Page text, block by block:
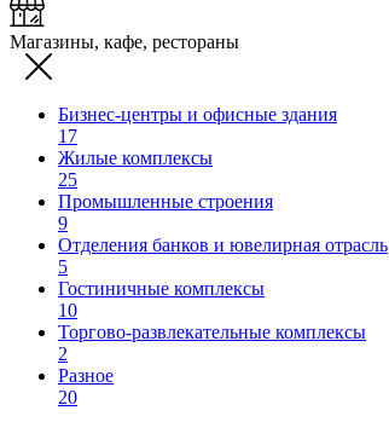
Магазины, кафе, рестораны
Бизнес-центры и офисные здания
17
Жилые комплексы
25
Промышленные строения
9
Отделения банков и ювелирная отрасль
5
Гостиничные комплексы
10
Торгово-развлекательные комплексы
2
Разное
20